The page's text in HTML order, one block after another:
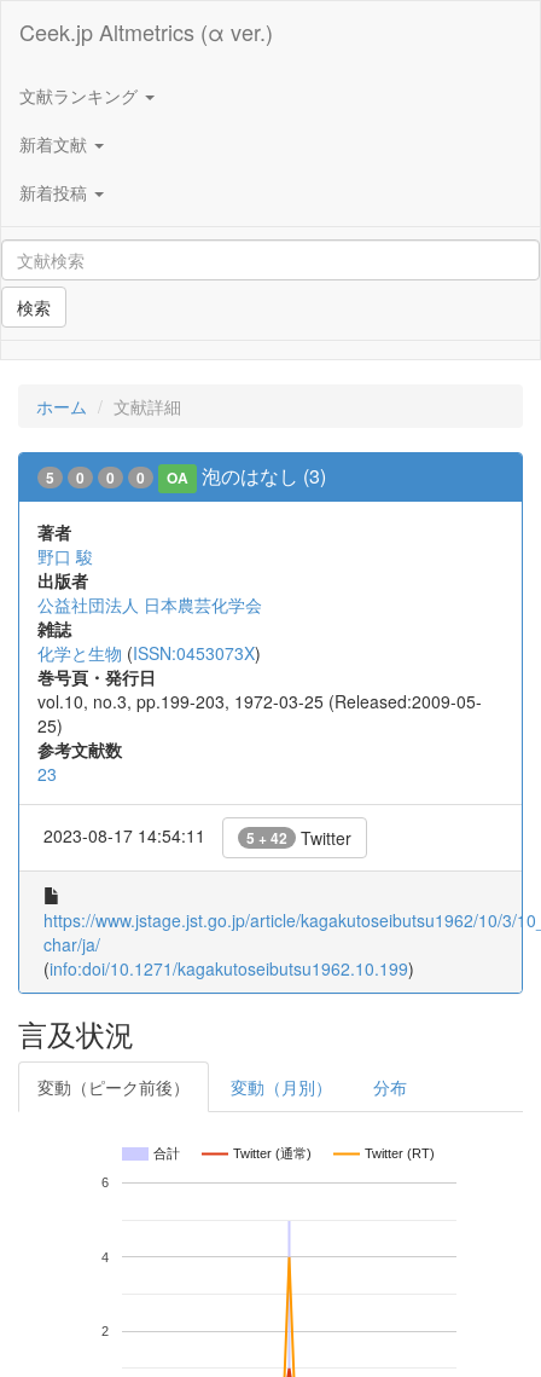
Ceek.jp Altmetrics (α ver.)
文献ランキング
新着文献
新着投稿
検索
ホーム 文献詳細
5 0 0 0 OA 泡のはなし (3)
著者
野口 駿
出版者
公益社団法人 日本農芸化学会
雑誌
化学と生物 (ISSN:0453073X)
巻号頁・発行日
vol.10, no.3, pp.199-203, 1972-03-25 (Released:2009-05-
25)
参考文献数
23
2023-08-17 14:54:11 5 + 42 Twitter
https://www.jstage.jst.go.jp/article/kagakutoseibutsu1962/10/3/
char/ja/
(info:doi/10.1271/kagakutoseibutsu1962.10.199)
言及状況
変動（ピーク前後） 変動（月別） 分布
合計 Twitter (通常) Twitter (RT)
2
4
6